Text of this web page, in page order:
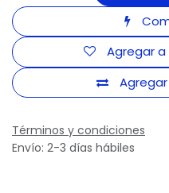
Agregar
Términos y condiciones
Envío: 2-3 días hábiles